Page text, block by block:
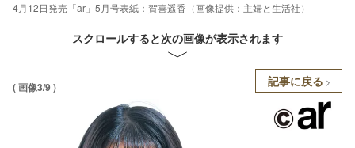
4月12日発売「ar」5月号表紙：賀喜遥香（画像提供：主婦と生活社）
スクロールすると次の画像が表示されます
( 画像3/9 ) 記事に戻る